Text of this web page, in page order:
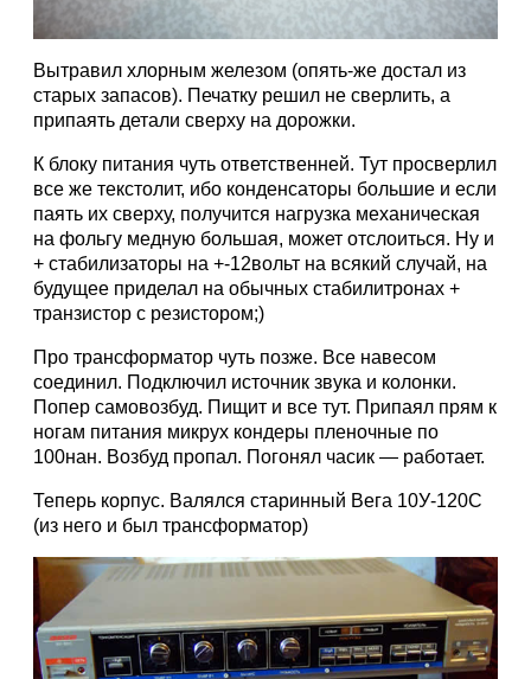
Вытравил хлорным железом (опять-же достал из
старых запасов). Печатку решил не сверлить, а
припаять детали сверху на дорожки.
К блоку питания чуть ответственней. Тут просверлил
все же текстолит, ибо конденсаторы большие и если
паять их сверху, получится нагрузка механическая
на фольгу медную большая, может отслоиться. Ну и
+ стабилизаторы на +-12вольт на всякий случай, на
будущее приделал на обычных стабилитронах +
транзистор с резистором;)
Про трансформатор чуть позже. Все навесом
соединил. Подключил источник звука и колонки.
Попер самовозбуд. Пищит и все тут. Припаял прям к
ногам питания микрух кондеры пленочные по
100нан. Возбуд пропал. Погонял часик — работает.
Теперь корпус. Валялся старинный Вега 10У-120С
(из него и был трансформатор)